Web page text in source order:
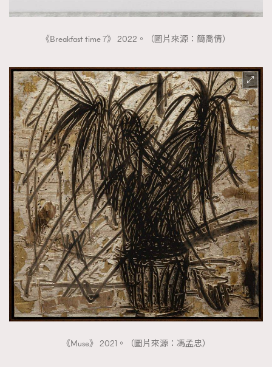
《Breakfast time 7》 2022。（圖片來源：簡喬倩）
《Muse》 2021。（圖片來源：馮孟忠）